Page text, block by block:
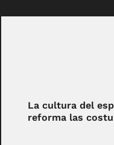
La cultura del
reforma las